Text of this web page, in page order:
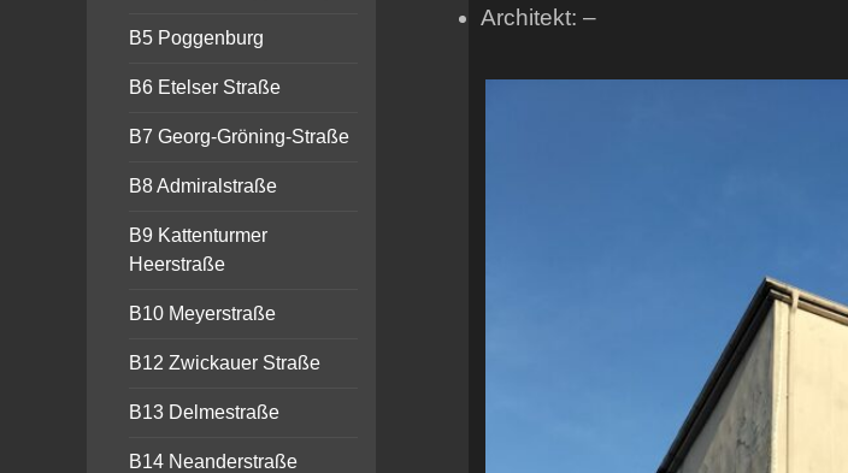
B5 Poggenburg
B6 Etelser Straße
B7 Georg-Gröning-Straße
B8 Admiralstraße
B9 Kattenturmer
Heerstraße
B10 Meyerstraße
B12 Zwickauer Straße
B13 Delmestraße
B14 Neanderstraße
Architekt: –